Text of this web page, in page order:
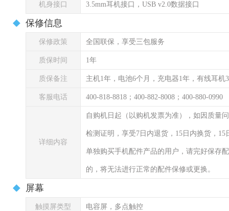
机身接口 3.5mm耳机接口，USB v2.0数据接口
保修信息
保修政策 全国联保，享受三包服务
质保时间 1年
质保备注 主机1年，电池6个月，充电器1年，有线耳机
客服电话 400-818-8818；400-882-8008；400-880-0990
详细内容
自购机日起（以购机发票为准），如因质量
检测证明，享受7日内退货，15日内换货，
单独购买手机配件产品的用户，请完好保存
的，将无法进行正常的配件保修或更换。
屏幕
触摸屏类型 电容屏，多点触控